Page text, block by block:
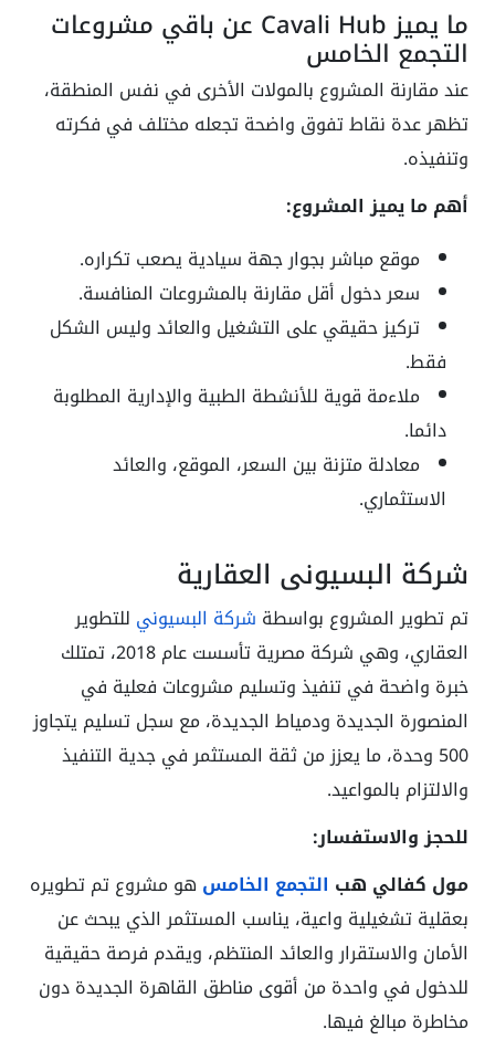
ما يميز Cavali Hub عن باقي مشروعات
التجمع الخامس
عند مقارنة المشروع بالمولات الأخرى في نفس المنطقة،
تظهر عدة نقاط تفوق واضحة تجعله مختلف في فكرته
وتنفيذه.
أهم ما يميز المشروع:
موقع مباشر بجوار جهة سيادية يصعب تكراره.
سعر دخول أقل مقارنة بالمشروعات المنافسة.
تركيز حقيقي على التشغيل والعائد وليس الشكل
فقط.
ملاءمة قوية للأنشطة الطبية والإدارية المطلوبة
دائما.
معادلة متزنة بين السعر، الموقع، والعائد
الاستثماري.
شركة البسيوني العقارية
تم تطوير المشروع بواسطة شركة البسيوني للتطوير
العقاري، وهي شركة مصرية تأسست عام 2018، تمتلك
خبرة واضحة في تنفيذ وتسليم مشروعات فعلية في
المنصورة الجديدة ودمياط الجديدة، مع سجل تسليم يتجاوز
500 وحدة، ما يعزز من ثقة المستثمر في جدية التنفيذ
والالتزام بالمواعيد.
للحجز والاستفسار:
مول كفالي هب التجمع الخامس هو مشروع تم تطويره
بعقلية تشغيلية واعية، يناسب المستثمر الذي يبحث عن
الأمان والاستقرار والعائد المنتظم، ويقدم فرصة حقيقية
للدخول في واحدة من أقوى مناطق القاهرة الجديدة دون
مخاطرة مبالغ فيها.